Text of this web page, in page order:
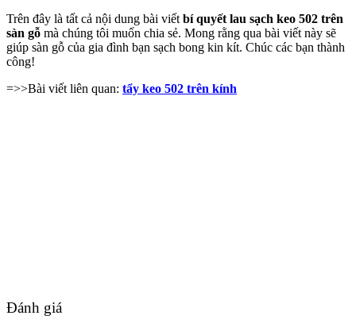
Trên đây là tất cả nội dung bài viết bí quyết lau sạch keo 502 trên
sàn gỗ mà chúng tôi muốn chia sẻ. Mong rằng qua bài viết này sẽ
giúp sàn gỗ của gia đình bạn sạch bong kin kít. Chúc các bạn thành
công!
=>>Bài viết liên quan: tẩy keo 502 trên kính
Đánh giá